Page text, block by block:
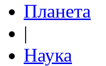
Планета
|
Наука